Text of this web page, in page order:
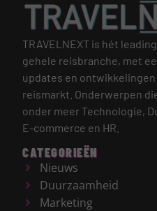
TRAVELNEXT is hét
gehele reisbranche, met
updates en
reismarkt. Onderwerpen
onder meer Technologie,
E-commerce en HR.
CATEGORIEËN
Nieuws
Duurzaamheid
Marketing